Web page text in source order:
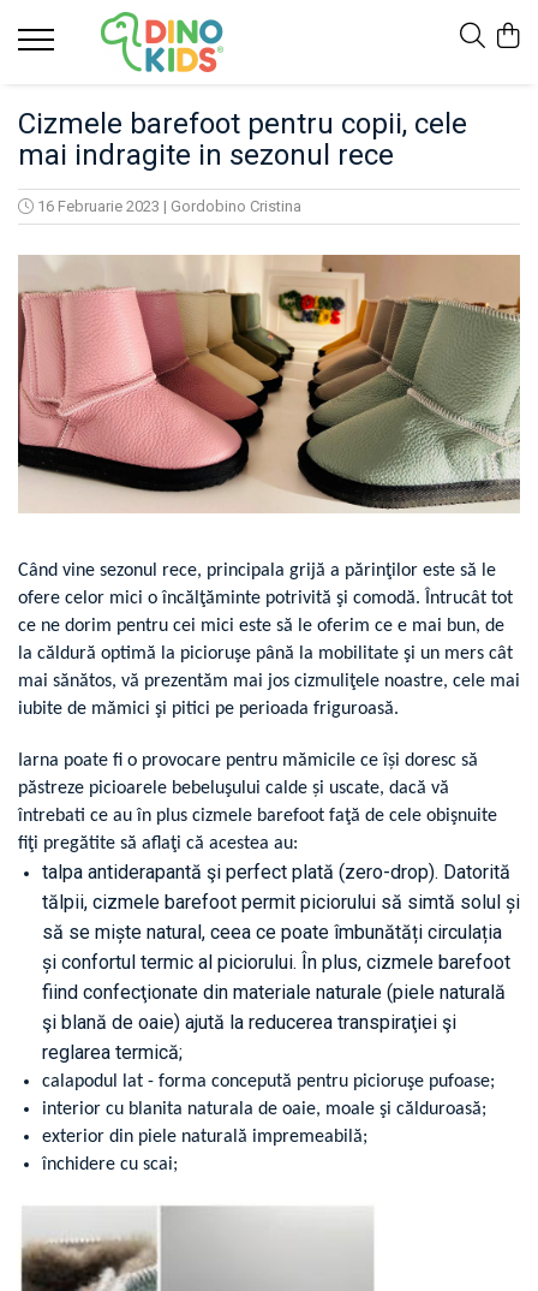
Suport clienti
Livrare
Politica de Retur
Livrare internationala
Cizmele barefoot pentru copii, cele
mai indragite in sezonul rece
16 Februarie 2023 | Gordobino Cristina
Când vine sezonul rece, principala grijă a părinţilor este să le
ofere celor mici o încălţăminte potrivită şi comodă. Întrucât tot
ce ne dorim pentru cei mici este să le oferim ce e mai bun, de
la căldură optimă la picioruşe până la mobilitate şi un mers cât
mai sănătos, vă prezentăm mai jos cizmuliţele noastre, cele mai
iubite de mămici şi pitici pe perioada friguroasă.
Iarna poate fi o provocare pentru mămicile ce își doresc să
păstreze picioarele bebeluşului calde și uscate, dacă vă
întrebati ce au în plus cizmele barefoot faţă de cele obişnuite
fiţi pregătite să aflaţi că acestea au:
talpa antiderapantă şi perfect plată (zero-drop). Datorită
tălpii, cizmele barefoot permit piciorului să simtă solul și
să se miște natural, ceea ce poate îmbunătăți circulația
și confortul termic al piciorului. În plus, cizmele barefoot
fiind confecţionate din materiale naturale (piele naturală
şi blană de oaie) ajută la reducerea transpiraţiei şi
reglarea termică;
calapodul lat - forma concepută pentru picioruşe pufoase;
interior cu blanita naturala de oaie, moale şi călduroasă;
exterior din piele naturală impremeabilă;
închidere cu scai;